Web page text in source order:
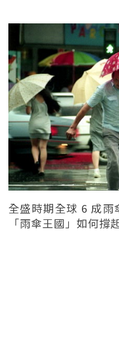
全盛時期全球 6 成
「雨傘王國」如何撐